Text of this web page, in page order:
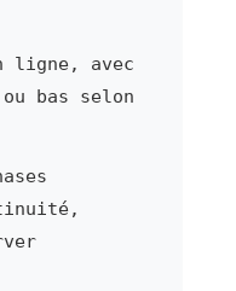
ligne, avec
bas selon